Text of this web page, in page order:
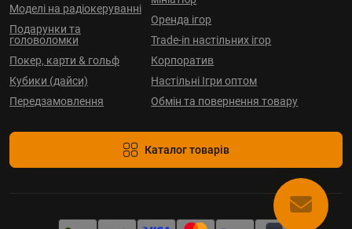
Моделі на радіокеруванні
Подарунки та
головоломки
Покер, карти & гольф
Кубики (дайси)
Передзамовлення
Оренда ігор
Trade-in настільних ігор
Корпоратив
Настільні Ігри оптом
Обмін та повернення товару
Каталог товарів